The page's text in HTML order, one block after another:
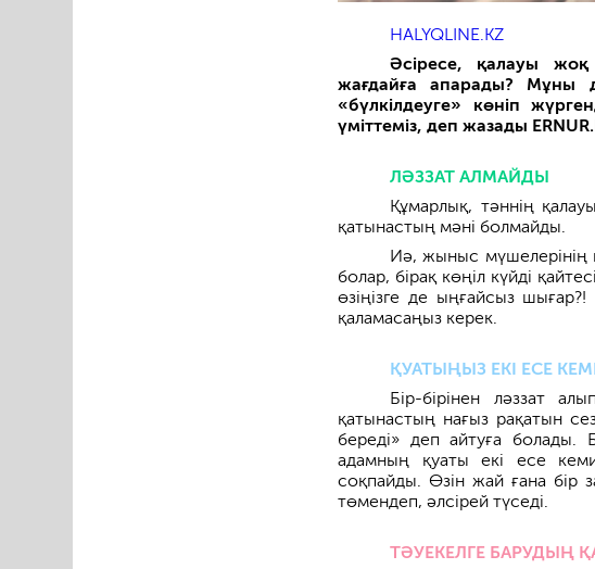
HALYQLINE.KZ
Әсіресе, қалауы
жағдайға апарады? Мұны
«бүлкілдеуге» көніп
үміттеміз, деп жазады
ЛӘЗЗАТ АЛМАЙДЫ
Құмарлық, тәннің
қатынастың мәні болмайды.
Иә, жыныс мүшелерінің
болар, бірақ көңіл күйді
өзіңізге де ыңғайсыз
қаламасаңыз керек.
ҚУАТЫҢЫЗ ЕКІ ЕСЕ
Бір-бірінен ләззат
қатынастың нағыз рақатын
береді» деп айтуға болады.
адамның қуаты екі есе
соқпайды. Өзін жай ғана бір
төмендеп, әлсірей түседі.
ТӘУЕКЕЛГЕ БАРУДЫҢ